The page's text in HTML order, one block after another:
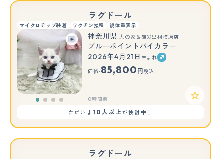
ラグドール
マイクロチップ装着 ワクチン接種 親体重表示
神奈川県 犬の家＆猫の里相模原店
ブルーポイントバイカラー
2026年4月21日 生まれ
価格: 85,800 円 税込
0時間前
ただいま 10人以上が検討中！
ラグドール